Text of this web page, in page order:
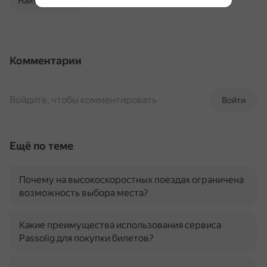
Комментарии
Войти
Войдите, чтобы комментировать
Ещё по теме
Почему на высокоскоростных поездах ограничена
возможность выбора места?
Какие преимущества использования сервиса
Passolig для покупки билетов?